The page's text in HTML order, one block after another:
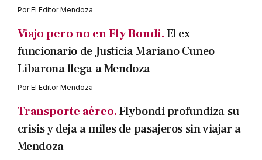
PorEl Editor Mendoza
Viajo pero no en Fly Bondi.El ex
funcionario de Justicia Mariano Cuneo
Libarona llega a Mendoza
PorEl Editor Mendoza
Transporte aéreo.Flybondi profundiza su
crisis y deja a miles de pasajeros sin viajar a
Mendoza